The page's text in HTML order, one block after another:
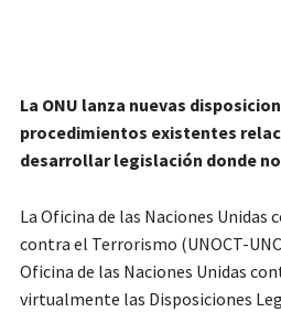
La ONU lanza nuevas
procedimientos existentes
desarrollar legislación donde
La Oficina de las Naciones
contra el Terrorismo (UNOCT-
Oficina de las Naciones Unidas
virtualmente las Disposiciones